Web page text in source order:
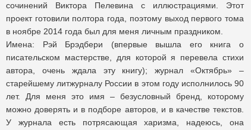
сочинений Виктора Пелевина с иллюстрациями. Этот
проект готовили полтора года, поэтому выход первого тома
в ноябре 2014 года был для меня личным праздником.
Имена: Рэй Брэдбери (впервые вышла его книга о
писательском мастерстве, для которой я перевела стихи
автора, очень ждала эту книгу); журнал «Октябрь» –
старейшему литжурналу России в этом году исполнилось 90
лет. Для меня это имя – безусловный бренд, которому
можно доверять и в подборе авторов, и в качестве текстов.
У журнала есть потрясающая харизма, надеюсь, она